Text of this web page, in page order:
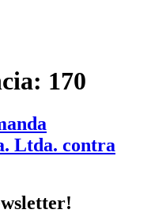
170
Ltda. contra